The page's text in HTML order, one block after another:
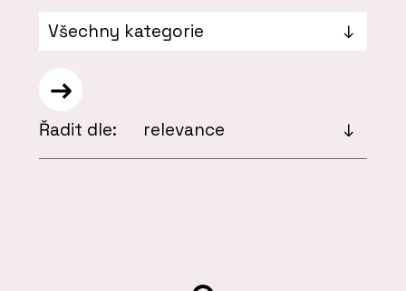
Řadit dle: